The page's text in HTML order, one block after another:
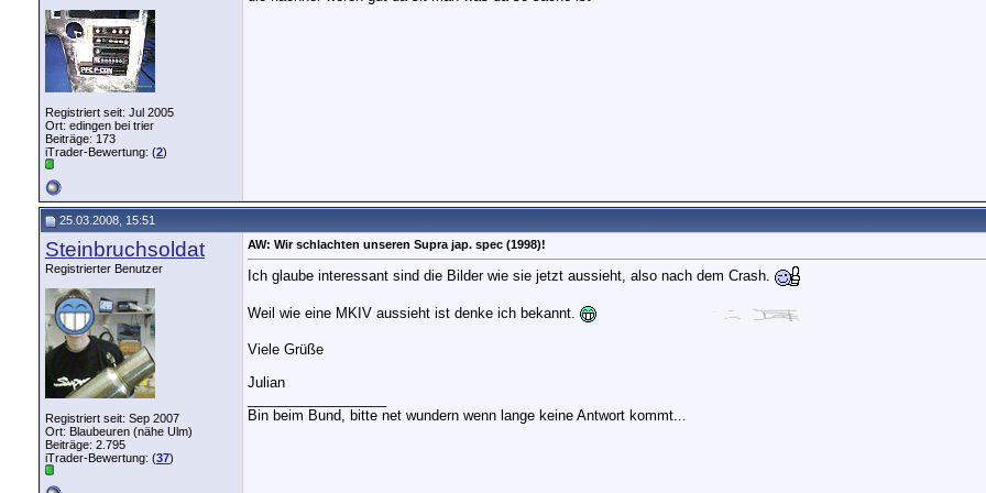
Registriert seit: Jul 2005
Ort: edingen bei trier
Beiträge: 173
iTrader-Bewertung: (2)
25.03.2008, 15:51
Steinbruchsoldat
Registrierter Benutzer
Registriert seit: Sep 2007
Ort: Blaubeuren (nähe Ulm)
Beiträge: 2.795
iTrader-Bewertung: (37)
AW: Wir schlachten unseren Supra jap. spec (1998)!
Ich glaube interessant sind die Bilder wie sie jetzt aussieht, also nach dem Crash.
Weil wie eine MKIV aussieht ist denke ich bekannt.
Viele Grüße
Julian
Bin beim Bund, bitte net wundern wenn lange keine Antwort kommt...